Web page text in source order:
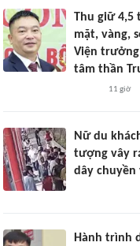
Thu giữ 4,5
mặt, vàng,
Viện trưởng
tâm thần
11 giờ
Nữ du
tượng vây
dây chuyền
Hành trình